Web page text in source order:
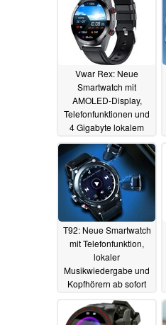
Vwar Rex: Neue
Smartwatch mit
AMOLED-Display,
Telefonfunktionen und
4 Gigabyte lokalem
Musikspeicher ab
sofort erhältlich
12.06.2021
T92: Neue Smartwatch
mit Telefonfunktion,
lokaler
Musikwiedergabe und
Kopfhörern ab sofort
05.06.2021